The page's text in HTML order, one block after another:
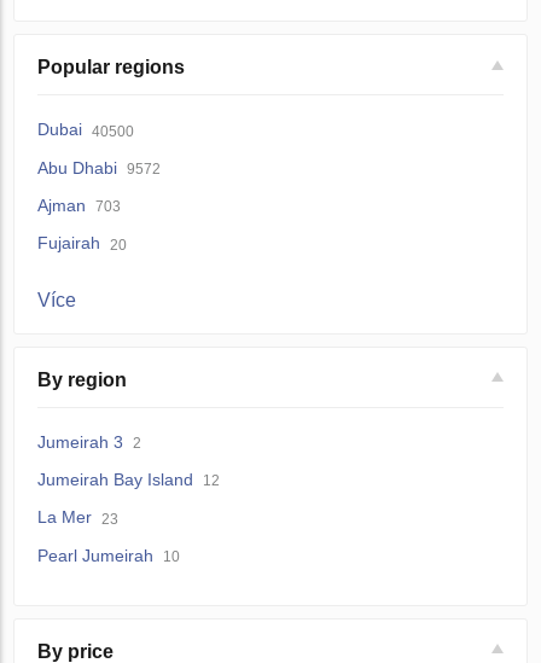
Popular regions
Dubai 40500
Abu Dhabi 9572
Ajman 703
Fujairah 20
Více
By region
Jumeirah 3 2
Jumeirah Bay Island 12
La Mer 23
Pearl Jumeirah 10
By price